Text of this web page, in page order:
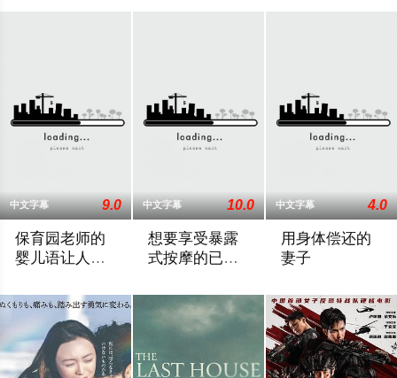
中文字幕 9.0
保育园老师的
婴儿语让人超
中文字幕 10.0
想要享受暴露
式按摩的已婚
中文字幕 4.0
用身体偿还的
妻子